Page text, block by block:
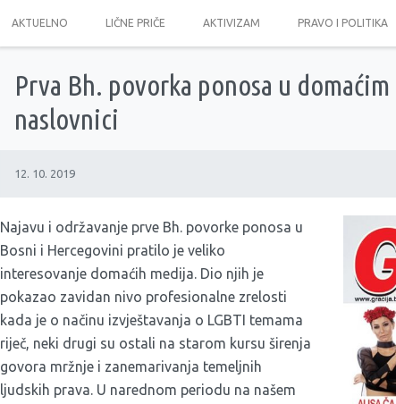
AKTUELNO LIČNE PRIČE AKTIVIZAM PRAVO I POLITIKA
Prva Bh. povorka ponosa u
naslovnici
12. 10. 2019
Najavu i održavanje prve Bh. povorke ponosa u
Bosni i Hercegovini pratilo je veliko
interesovanje domaćih medija. Dio njih je
pokazao zavidan nivo profesionalne zrelosti
kada je o načinu izvještavanja o LGBTI temama
riječ, neki drugi su ostali na starom kursu širenja
govora mržnje i zanemarivanja temeljnih
ljudskih prava. U narednom periodu na našem